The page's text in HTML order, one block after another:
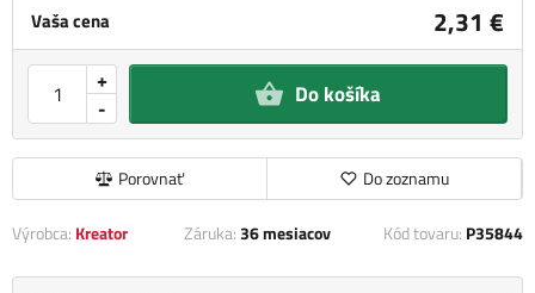
Vaša cena 2,31 €
-
+ Do košíka
Porovnať Do zoznamu
Výrobca: Kreator Záruka:36 mesiacov Kód tovaru: P35844